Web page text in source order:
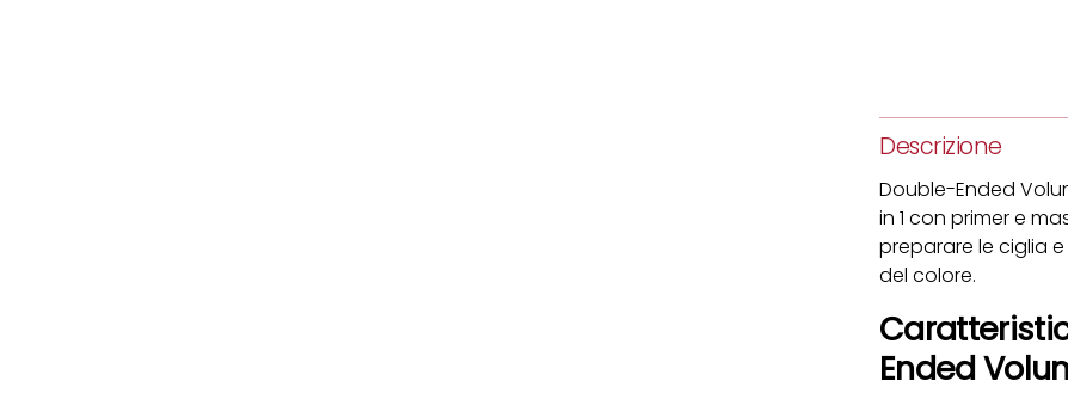
Descrizione
Double-Ended
in 1 con primer e
preparare le ciglia
del colore.
Ended